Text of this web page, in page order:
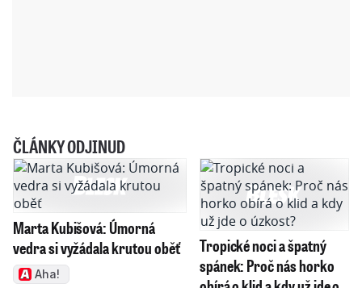
ČLÁNKY ODJINUD
Marta Kubišová: Úmorná
vedra si vyžádala krutou oběť
Aha!
Tropické noci a špatný
spánek: Proč nás horko